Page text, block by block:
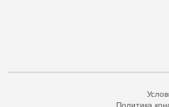
Политика